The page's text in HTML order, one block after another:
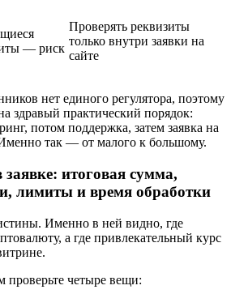
— риск
Проверять реквизиты
только внутри заявки на
сайте
нет единого регулятора, поэтому
здравый практический порядок:
потом поддержка, затем заявка на
так — от малого к большому.
итоговая сумма,
лимиты и время обработки
Именно в ней видно, где
а где привлекательный курс
проверьте четыре вещи: